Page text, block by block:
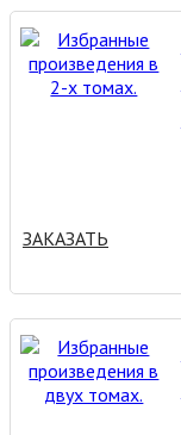
ЗАКАЗАТЬ